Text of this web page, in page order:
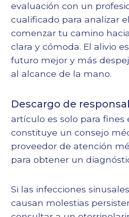
evaluación con un
cualificado para analizar
comenzar tu camino
clara y cómoda. El alivio
futuro mejor y más
al alcance de la mano.
Descargo de
artículo es solo para fines
constituye un consejo
proveedor de atención
para obtener un
Si las infecciones
causan molestias